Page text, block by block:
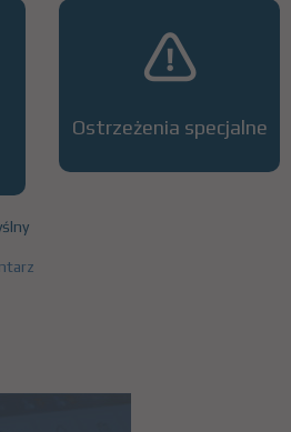
Ostrzeżenia specjalne